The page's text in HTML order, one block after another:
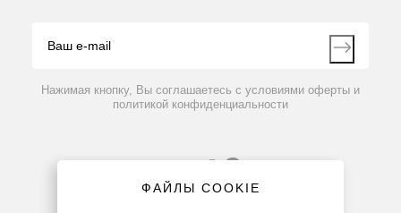
Контакты
Нажимая кнопку, Вы соглашаетесь с условиями оферты и
политикой конфиденциальности
ФАЙЛЫ COOKIE